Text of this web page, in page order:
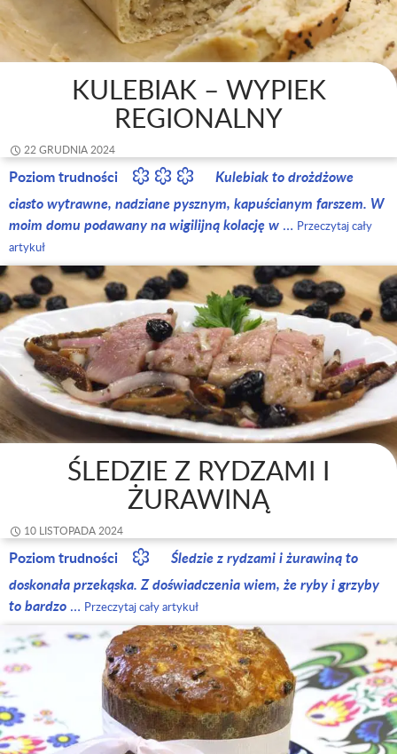
KULEBIAK – WYPIEK
REGIONALNY
22 GRUDNIA 2024
Poziom trudności
Kulebiak to drożdżowe
ciasto wytrawne, nadziane pysznym, kapuścianym farszem. W
moim domu podawany na wigilijną kolację w … Przeczytaj cały
artykuł
ŚLEDZIE Z RYDZAMI I
ŻURAWINĄ
10 LISTOPADA 2024
Poziom trudności
Śledzie z rydzami i żurawiną to
doskonała przekąska. Z doświadczenia wiem, że ryby i grzyby
to bardzo … Przeczytaj cały artykuł